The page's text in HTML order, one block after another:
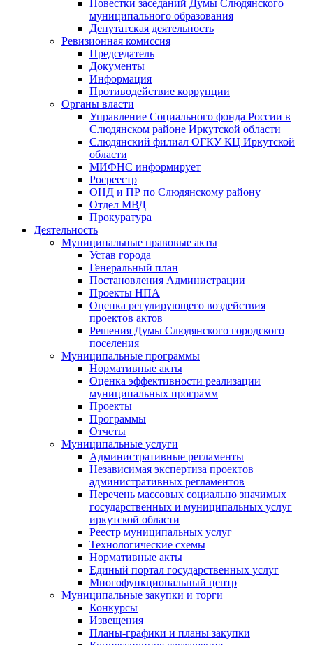
Повестки заседаний Думы Слюдянского
муниципального образования
Депутатская деятельность
Ревизионная комиссия
Председатель
Документы
Информация
Противодействие коррупции
Органы власти
Управление Социального фонда России в
Слюдянском районе Иркутской области
Слюдянский филиал ОГКУ КЦ Иркутской
области
МИФНС информирует
Росреестр
ОНД и ПР по Слюдянскому району
Отдел МВД
Прокуратура
Деятельность
Муниципальные правовые акты
Устав города
Генеральный план
Постановления Администрации
Проекты НПА
Оценка регулирующего воздействия
проектов актов
Решения Думы Слюдянского городского
поселения
Муниципальные программы
Нормативные акты
Оценка эффективности реализации
муниципальных программ
Проекты
Программы
Отчеты
Муниципальные услуги
Административные регламенты
Независимая экспертиза проектов
административных регламентов
Перечень массовых социально значимых
государственных и муниципальных услуг
иркутской области
Реестр муниципальных услуг
Технологические схемы
Нормативные акты
Единый портал государственных услуг
Многофункциональный центр
Муниципальные закупки и торги
Конкурсы
Извещения
Планы-графики и планы закупки